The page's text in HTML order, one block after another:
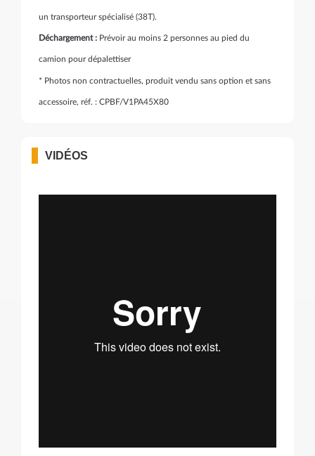
un transporteur spécialisé (38T).
Déchargement : Prévoir au moins 2 personnes au pied du
camion pour dépalettiser
* Photos non contractuelles, produit vendu sans option et sans
accessoire, réf. : CPBF/V1PA45X80
VIDÉOS